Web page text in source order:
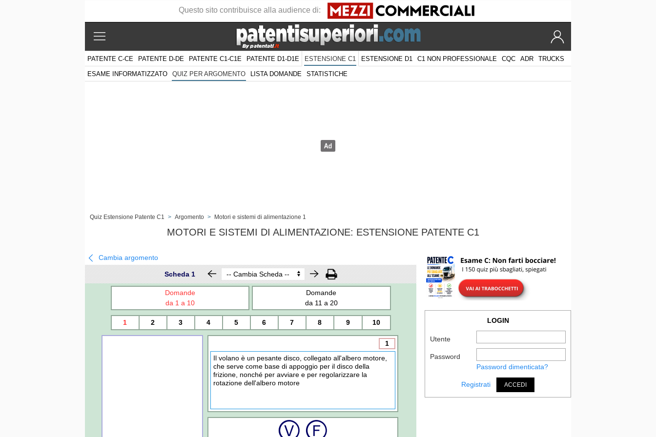
PATENTE C-CE PATENTE D-DE PATENTE C1-C1E PATENTE D1-D1E ESTENSIONE C1 ESTENSIONE D1 C1 NON PROFESSIONALE CQC ADR TRUCKS
ESAME INFORMATIZZATO QUIZ PER ARGOMENTO LISTA DOMANDE STATISTICHE
Quiz Estensione Patente C1 > Argomento > Motori e sistemi di alimentazione 1
MOTORI E SISTEMI DI ALIMENTAZIONE: ESTENSIONE PATENTE C1
Cambia argomento
Scheda 1
Domande
da 1 a 10
Domande
da 11 a 20
1 2 3 4 5 6 7 8 9 10
1
Il volano è un pesante disco, collegato all'albero motore,
che serve come base di appoggio per il disco della
frizione, nonché per avviare e per regolarizzare la
rotazione dell'albero motore
LOGIN
Utente
Password
Password dimenticata?
Registrati ACCEDI
Questo sito contribuisce alla audience di: